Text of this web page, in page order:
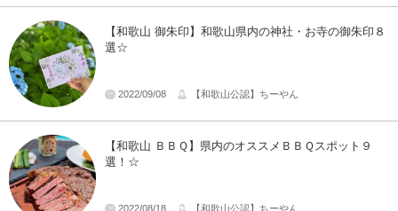
【和歌山 御朱印】和歌山県内の神社・お寺の御朱印８
選☆
2022/09/08 【和歌山公認】ちーやん
【和歌山 ＢＢＱ】県内のオススメＢＢＱスポット９
選！☆
2022/08/18 【和歌山公認】ちーやん